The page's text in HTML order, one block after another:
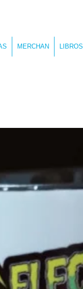
MERCHAN LIBROS